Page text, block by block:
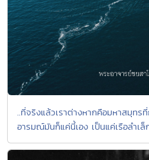
..ที่จริงแล้วเราต่างหากคือมหาสมุทร
อารมณ์มันก็แค่นี้เอง เป็นแค่เรือลำเล็